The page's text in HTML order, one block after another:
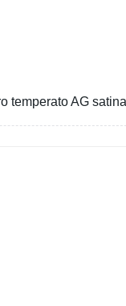
temperato AG